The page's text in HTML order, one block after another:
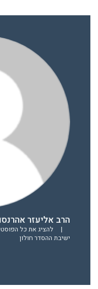
הרב אליעזר
|
להציג את כל
ישיבת ההסדר חולון